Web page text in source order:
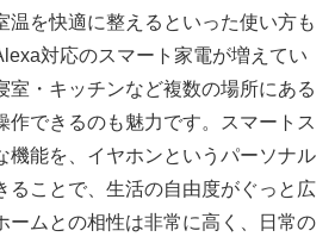
温を快適に整えるといった使い方も
対応のスマート家電が増えてい
室・キッチンなど複数の場所にある
作できるのも魅力です。スマートス
機能を、イヤホンというパーソナル
ることで、生活の自由度がぐっと広
ームとの相性は非常に高く、日常の